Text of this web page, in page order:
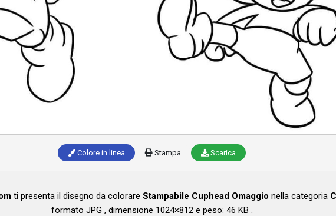
Colore in linea Stampa Scarica
ti presenta il disegno da colorare Stampabile Cuphead Omaggio nella categoria
formato JPG , dimensione 1024×812 e peso: 46 KB .